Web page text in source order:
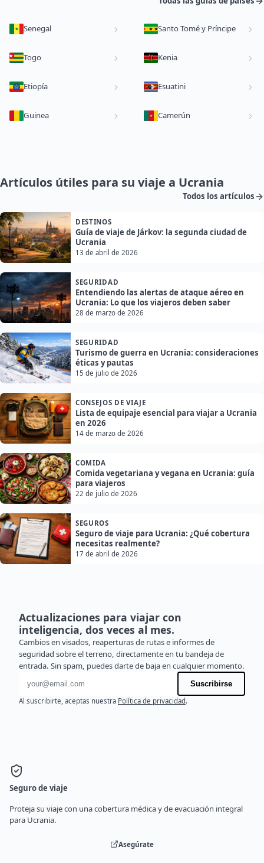
Senegal Santo Tomé y Príncipe
Togo Kenia
Etiopía Esuatini
Guinea Camerún
Artículos útiles para su viaje a Ucrania
Todos los artículos
DESTINOS
Guía de viaje de Járkov: la segunda ciudad de
Ucrania
13 de abril de 2026
SEGURIDAD
Entendiendo las alertas de ataque aéreo en
Ucrania: Lo que los viajeros deben saber
28 de marzo de 2026
SEGURIDAD
Turismo de guerra en Ucrania: consideraciones
éticas y pautas
15 de julio de 2026
CONSEJOS DE VIAJE
Lista de equipaje esencial para viajar a Ucrania
en 2026
14 de marzo de 2026
COMIDA
Comida vegetariana y vegana en Ucrania: guía
para viajeros
22 de julio de 2026
SEGUROS
Seguro de viaje para Ucrania: ¿Qué cobertura
necesitas realmente?
17 de abril de 2026
Actualizaciones para viajar con
inteligencia, dos veces al mes.
Cambios en visados, reaperturas de rutas e informes de
seguridad sobre el terreno, directamente en tu bandeja de
entrada. Sin spam, puedes darte de baja en cualquier momento.
Dirección de correo electrónico
Suscribirse
Al suscribirte, aceptas nuestra Política de privacidad.
Seguro de viaje
Proteja su viaje con una cobertura médica y de evacuación integral
para Ucrania.
Asegúrate